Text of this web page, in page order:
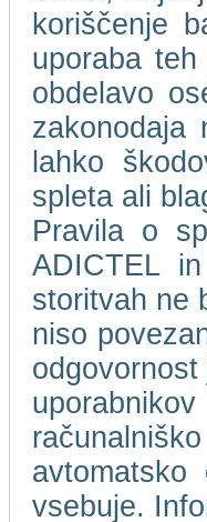
koriščenje
uporaba
obdelavo
zakonodaja
lahko
spleta ali
Pravila o
ADICTEL
storitvah ne
niso
vsebuje.